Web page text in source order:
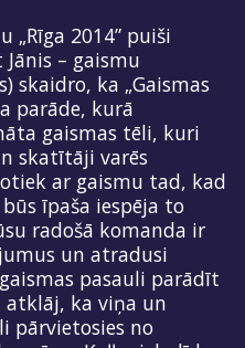
2014” puiši
– gaismu
skaidro, ka „Gaismas
parāde, kurā
gaismas tēli, kuri
skatītāji varēs
ar gaismu tad, kad
īpaša iespēja to
radošā komanda ir
un atradusi
pasauli parādīt
atklāj, ka viņa un
pārvietosies no